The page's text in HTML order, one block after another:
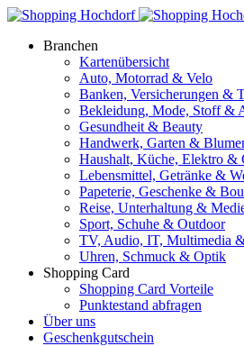
Branchen
Kartenübersicht
Auto, Motorrad & Velo
Banken, Versicherungen &
Bekleidung, Mode, Stoff &
Gesundheit & Beauty
Handwerk, Garten &
Haushalt, Küche, Elektro &
Lebensmittel, Getränke &
Papeterie, Geschenke &
Reise, Unterhaltung &
Sport, Schuhe & Outdoor
TV, Audio, IT, Multimedia
Uhren, Schmuck & Optik
Shopping Card
Shopping Card Vorteile
Punktestand abfragen
Über uns
Geschenkgutschein